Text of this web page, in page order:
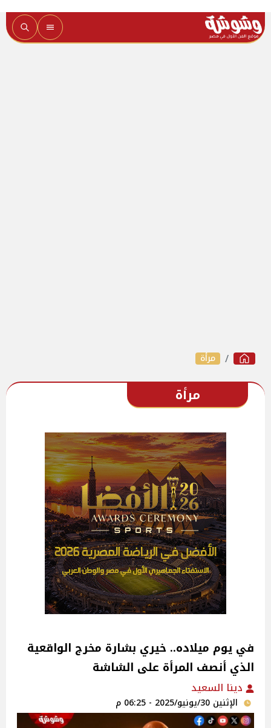
مرأة
مرأة
في يوم ميلاده.. خيري بشارة مخرج الواقعية
الذي أنصف المرأة على الشاشة
دينا السعيد
الإثنين 30/يونيو/2025 - 06:25 م